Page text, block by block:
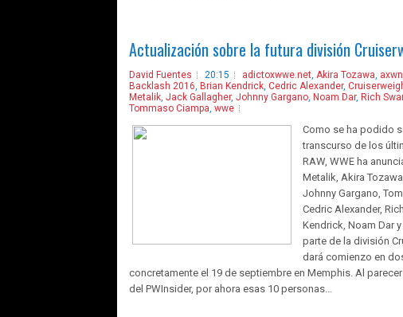
Actualización sobre la futura división
David Fuentes 20:15 adictoxwwe.net Akira Tozawa
Backlash 2016 Brian Kendrick Cedric Alexander,
Metalik Jack Gallagher, Johnny Gargano Noam Dar, Rich
Tommaso Ciampa wwe
Como se ha podido
transcurso de los
RAW, WWE ha
Metalik, Akira
Johnny Gargano,
Cedric Alexander,
Kendrick, Noam Dar
parte de la división
dará comienzo en
concretamente el 19 de septiembre en Memphis. Al
del PWInsider, por ahora esas 10 personas...